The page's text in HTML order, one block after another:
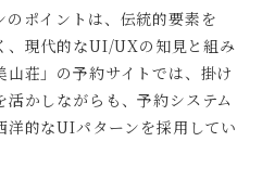
ポイントは、伝統的要素を
、現代的なUI/UXの知見と組み
荘」の予約サイトでは、掛け
かしながらも、予約システム
洋的なUIパターンを採用してい